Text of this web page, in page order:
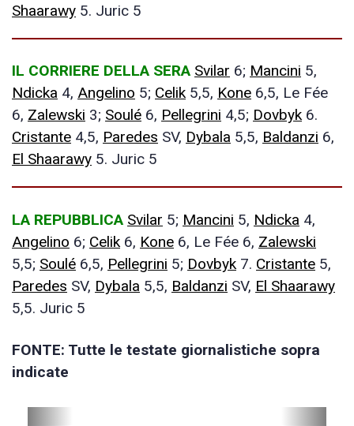
Shaarawy 5. Juric 5
IL CORRIERE DELLA SERA Svilar 6; Mancini 5,
Ndicka 4, Angelino 5; Celik5,5, Kone 6,5, Le Fée
6, Zalewski 3; Soulé 6, Pellegrini 4,5; Dovbyk6.
Cristante 4,5, Paredes SV, Dybala 5,5, Baldanzi 6,
El Shaarawy 5. Juric 5
LA REPUBBLICA Svilar 5; Mancini 5, Ndicka 4,
Angelino 6; Celik6, Kone 6, Le Fée 6, Zalewski
5,5; Soulé 6,5, Pellegrini 5; Dovbyk7. Cristante 5,
Paredes SV, Dybala 5,5, Baldanzi SV, El Shaarawy
5,5. Juric 5
FONTE: Tutte le testate giornalistiche sopra
indicate